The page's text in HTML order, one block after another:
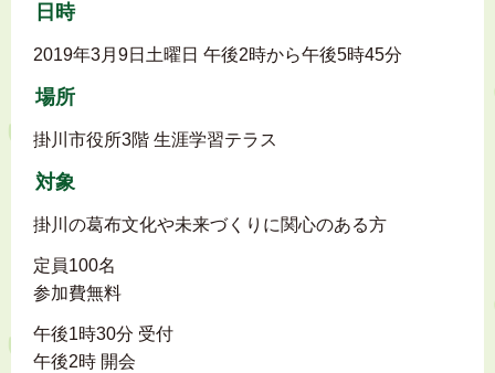
日時
2019年3月9日土曜日 午後2時から午後5時45分
場所
掛川市役所3階 生涯学習テラス
対象
掛川の葛布文化や未来づくりに関心のある方
定員100名
参加費無料
午後1時30分 受付
午後2時 開会